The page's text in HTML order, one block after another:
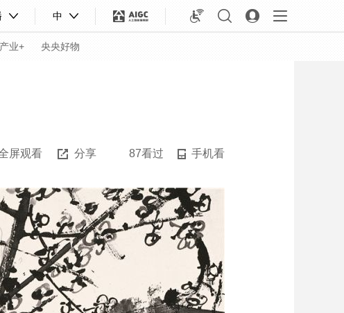
中
产业+ 央央好物
综合体育 亚冬会
屏观看 分享 87看过 手机看